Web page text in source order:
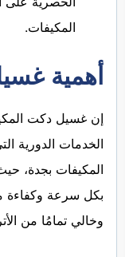
المكيفات.
أهمية
إن غسيل دكت
الخدمات الدورية
المكيفات بجدة،
بكل سرعة
وخالي تمامُا من